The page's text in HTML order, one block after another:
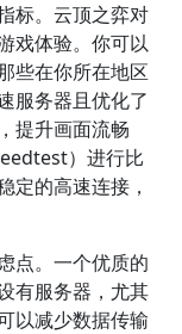
标。云顶之弈对
戏体验。你可以
些在你所在地区
服务器且优化了
提升画面流畅
）进行比
定的高速连接，
点。一个优质的
有服务器，尤其
以减少数据传输